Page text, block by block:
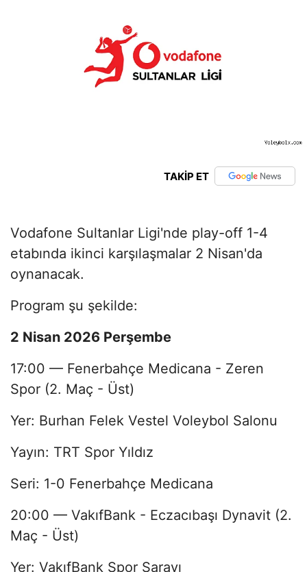
TAKİP ET
Vodafone Sultanlar Ligi'nde play-off 1-4
etabında ikinci karşılaşmalar 2 Nisan'da
oynanacak.
Program şu şekilde:
2 Nisan 2026 Perşembe
17:00 — Fenerbahçe Medicana - Zeren
Spor (2. Maç - Üst)
Yer: Burhan Felek Vestel Voleybol Salonu
Yayın: TRT Spor Yıldız
Seri: 1-0 Fenerbahçe Medicana
20:00 — VakıfBank - Eczacıbaşı Dynavit (2.
Maç - Üst)
Yer: VakıfBank Spor Sarayı